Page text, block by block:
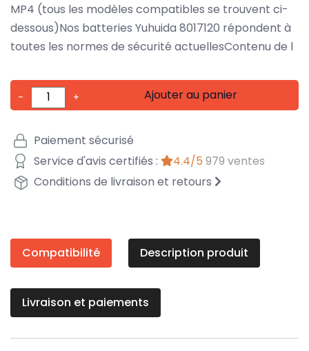
MP4 (tous les modèles compatibles se trouvent ci-
dessous)Nos batteries Yuhuida 8017120 répondent à
toutes les normes de sécurité actuellesContenu de l
- + Ajouter au panier
Paiement sécurisé
Service d'avis certifiés :
4.4/5 979 ventes
Conditions de livraison et retours
Compatibilité Description produit
Livraison et paiements